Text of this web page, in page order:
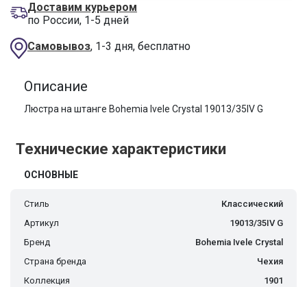
Доставим курьером
по России, 1-5 дней
Самовывоз, 1-3 дня, бесплатно
Описание
Люстра на штанге Bohemia Ivele Crystal 19013/35IV G
Технические характеристики
ОСНОВНЫЕ
Стиль
Классический
Артикул
19013/35IV G
Бренд
Bohemia Ivele Crystal
Страна бренда
Чехия
Коллекция
1901